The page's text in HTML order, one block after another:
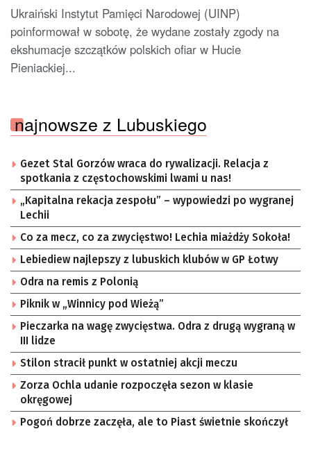
Ukraiński Instytut Pamięci Narodowej (UINP)
poinformował w sobotę, że wydane zostały zgody na
ekshumacje szczątków polskich ofiar w Hucie
Pieniackiej...
najnowsze z Lubuskiego
Gezet Stal Gorzów wraca do rywalizacji. Relacja z
spotkania z częstochowskimi lwami u nas!
„Kapitalna rekacja zespołu” – wypowiedzi po wygranej
Lechii
Co za mecz, co za zwycięstwo! Lechia miażdży Sokoła!
Lebiediew najlepszy z lubuskich klubów w GP Łotwy
Odra na remis z Polonią
Piknik w „Winnicy pod Wieżą”
Pieczarka na wagę zwycięstwa. Odra z drugą wygraną w
III lidze
Stilon stracił punkt w ostatniej akcji meczu
Zorza Ochla udanie rozpoczęła sezon w klasie
okręgowej
Pogoń dobrze zaczęła, ale to Piast świetnie skończył